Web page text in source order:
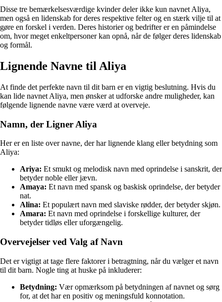
Disse tre bemærkelsesværdige kvinder deler ikke kun navnet Aliya,
men også en lidenskab for deres respektive felter og en stærk vilje til at
gøre en forskel i verden. Deres historier og bedrifter er en påmindelse
om, hvor meget enkeltpersoner kan opnå, når de følger deres lidenskab
og formål.
Lignende Navne til Aliya
At finde det perfekte navn til dit barn er en vigtig beslutning. Hvis du
kan lide navnet Aliya, men ønsker at udforske andre muligheder, kan
følgende lignende navne være værd at overveje.
Namn, der Ligner Aliya
Her er en liste over navne, der har lignende klang eller betydning som
Aliya:
Ariya: Et smukt og melodisk navn med oprindelse i sanskrit, der
betyder noble eller jævn.
Amaya: Et navn med spansk og baskisk oprindelse, der betyder
nat.
Alina: Et populært navn med slaviske rødder, der betyder skjøn.
Amara: Et navn med oprindelse i forskellige kulturer, der
betyder tidløs eller uforgængelig.
Overvejelser ved Valg af Navn
Det er vigtigt at tage flere faktorer i betragtning, når du vælger et navn
til dit barn. Nogle ting at huske på inkluderer:
Betydning: Vær opmærksom på betydningen af navnet og sørg
for, at det har en positiv og meningsfuld konnotation.